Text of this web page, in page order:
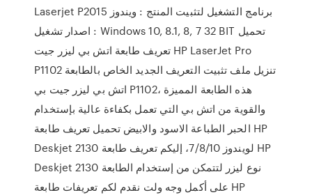
Laserjet P2015 برنامج التشغيل لتثبيت المنتج : ويندوز
اصدار تشغيل : Windows 10, 8.1, 8, 7 32 BIT تحميل
تعريف طابعة اتش بي ليزر جيت HP LaserJet Pro
P1102 تنزيل ملف تثبيت التعريف الجديد الخاص بالطابعة
اتش بي ليزر جيت بي P1102، هذه الطابعة المميزة
والقوية من اتش بي التي تعمل بكفاءة عالية بإستخدام
الحبر الطباعة الاسود والابيض تحميل تعريف طابعة HP
Deskjet 2130 لويندوز 7/8/10، إليكم تعريف طابعة HP
Deskjet 2130 نوع ليزر لتتمكن من إستخدام الطابعة
على أكمل وجه ولت نقدم لكم تعريفات طابعة HP